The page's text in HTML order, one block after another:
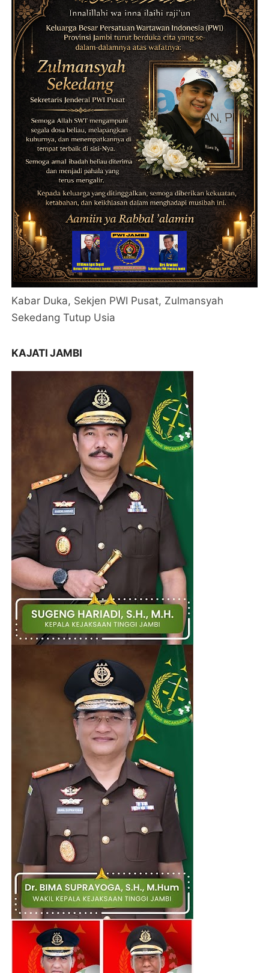
Kabar Duka, Sekjen PWI Pusat, Zulmansyah
Sekedang Tutup Usia
KAJATI JAMBI